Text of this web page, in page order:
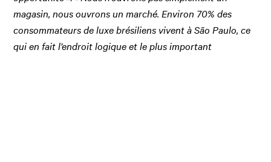
magasin, nous ouvrons un marché. Environ 70% des
consommateurs de luxe brésiliens vivent à São Paulo, ce
qui en fait l’endroit logique et le plus important